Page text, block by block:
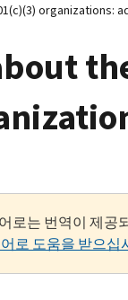
organizations:
로는 번역이 제공
로 도움을 받으십